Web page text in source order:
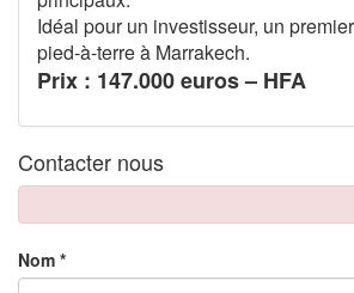
Idéal pour un investisseur, un
pied-à-terre à Marrakech.
Prix : 147.000 euros – HFA
Contacter nous
Nom *